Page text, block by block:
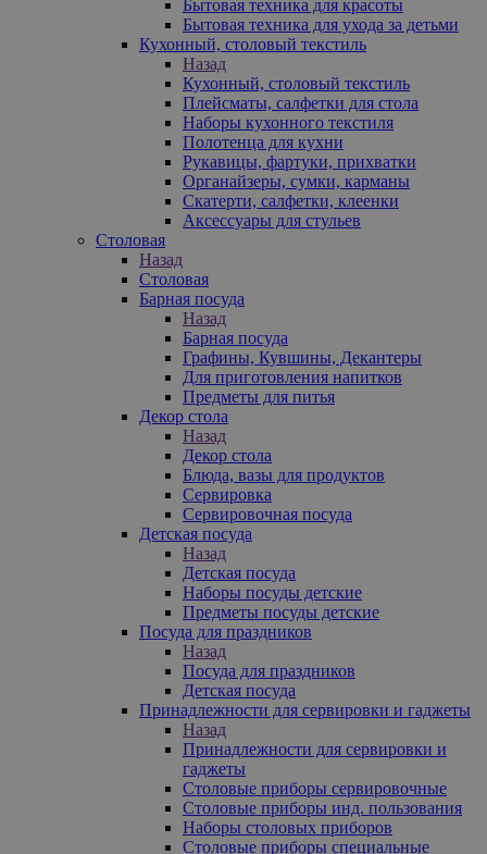
Бытовая техника для красоты
Бытовая техника для ухода за детьми
Кухонный, столовый текстиль
Назад
Кухонный, столовый текстиль
Плейсматы, салфетки для стола
Наборы кухонного текстиля
Полотенца для кухни
Рукавицы, фартуки, прихватки
Органайзеры, сумки, карманы
Скатерти, салфетки, клеенки
Аксессуары для стульев
Столовая
Назад
Столовая
Барная посуда
Назад
Барная посуда
Графины, Кувшины, Декантеры
Для приготовления напитков
Предметы для питья
Декор стола
Назад
Декор стола
Блюда, вазы для продуктов
Сервировка
Сервировочная посуда
Детская посуда
Назад
Детская посуда
Наборы посуды детские
Предметы посуды детские
Посуда для праздников
Назад
Посуда для праздников
Детская посуда
Принадлежности для сервировки и гаджеты
Назад
Принадлежности для сервировки и
гаджеты
Столовые приборы сервировочные
Столовые приборы инд. пользования
Наборы столовых приборов
Столовые приборы специальные